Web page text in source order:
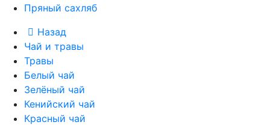
Пряный сахляб
Назад
Чай и травы
Травы
Белый чай
Зелёный чай
Кенийский чай
Красный чай